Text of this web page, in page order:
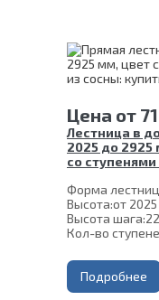
Срок гарантии
Цена от
Лестница в
2025 до 2925
со
Форма
Высота:от
Высота шага:
Кол-во
Толщина
Угол наклона:
Цвет каркаса:
Подробнее